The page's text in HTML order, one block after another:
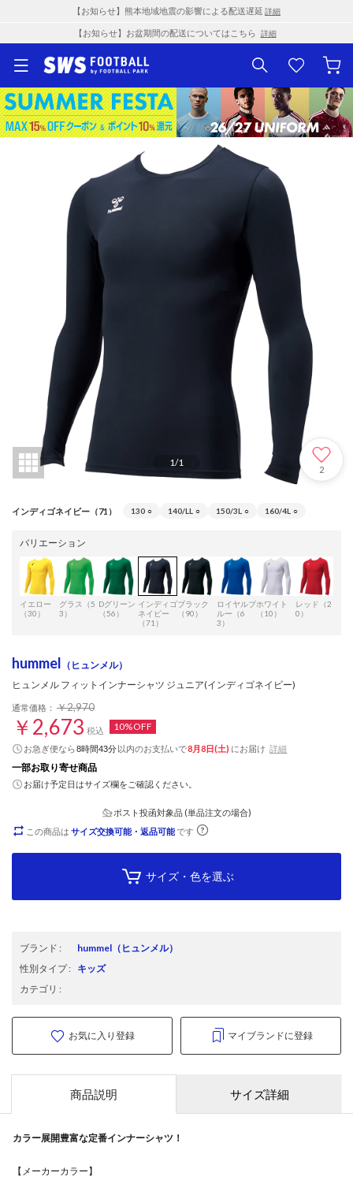
【お知らせ】熊本地域地震の影響による配送遅延 詳細
【お知らせ】お盆期間の配送についてはこちら 詳細
1/1
2
インディゴネイビー（71） 130 ○ 140/LL ○ 150/3L ○ 160/4L ○
バリエーション
イエロー
（30）
グラス（5
3）
Dグリーン
（56）
インディゴ
ネイビー
（71）
ブラック
（90）
ロイヤルブ
ルー（6
3）
ホワイト
（10）
レッド（2
0）
hummel （ヒュンメル）
ヒュンメル フィットインナーシャツ ジュニア(インディゴネイビー)
通常価格： ￥2,970
￥2,673 税込 10%OFF
お急ぎ便なら8時間43分以内のお支払いで8月8日(土) にお届け 詳細
一部お取り寄せ商品
お届け予定日はサイズ欄をご確認ください。
ポスト投函対象品 (単品注文の場合)
この商品は サイズ交換可能・返品可能です
サイズ・色を選ぶ
ブランド : hummel （ヒュンメル）
性別タイプ: キッズ
カテゴリ :
お気に入り登録 マイブランドに登録
商品説明 サイズ詳細
カラー展開豊富な定番インナーシャツ！
【メーカーカラー】